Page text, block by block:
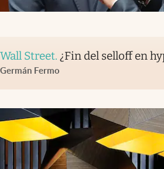
Wall Street. ¿Fin del selloff en
Germán Fermo